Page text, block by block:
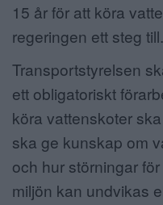
15 år för att köra
regeringen ett steg till.
Transportstyrelsen
ett obligatoriskt
köra vattenskoter
ska ge kunskap om
och hur störningar
miljön kan undvikas